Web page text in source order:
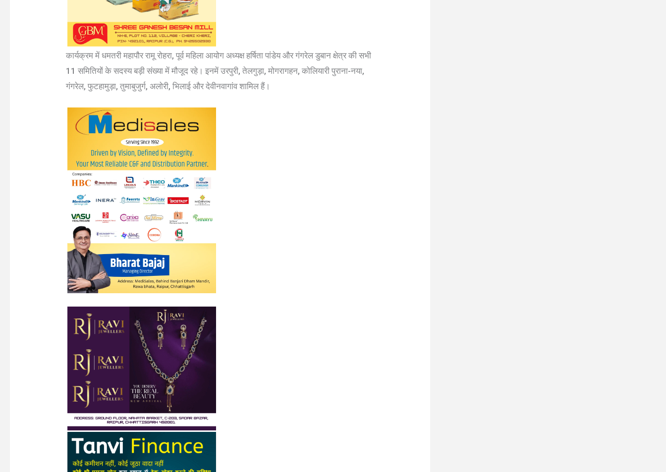
कार्यक्रम में धमतरी महापौर रामू रोहरा, पूर्व महिला आयोग अध्यक्ष हर्षिता पांडेय और गंगरेल डुबान क्षेत्र की सभी
11 समितियों के सदस्य बड़ी संख्या में मौजूद रहे। इनमें उरपुरी, तेलगुड़ा, मोगरागहन, कोलियारी पुराना-नया,
गंगरेल, फुटहामुड़ा, तुमाबुजुर्ग, अलोरी, भिलाई और देवीनवागांव शामिल हैं।